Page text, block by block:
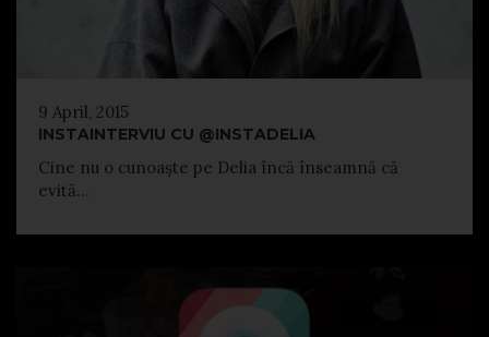
9 April, 2015
INSTAINTERVIU CU @INSTADELIA
Cine nu o cunoaște pe Delia încă înseamnă că
evită...